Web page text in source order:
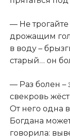
— Не
дрожащим
в воду –
старый… он
— Раз болен –
свекровь
От него одна
Богдана
говорила: